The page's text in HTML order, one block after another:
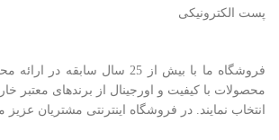
پست الکترونیکی
فروشگاه ما با بیش از 25
محصولات با کيفيت و اورجينال از برندهای
انتخاب نمايند. در فروشگاه اینترنتی مشتريان